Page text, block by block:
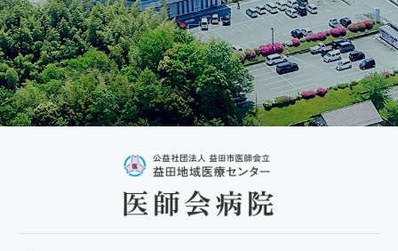
身体的拘束最小化への取り組みについて
感染対策への取組
緩和ケアについて